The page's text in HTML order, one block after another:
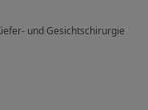
und Gesichtschirurgie